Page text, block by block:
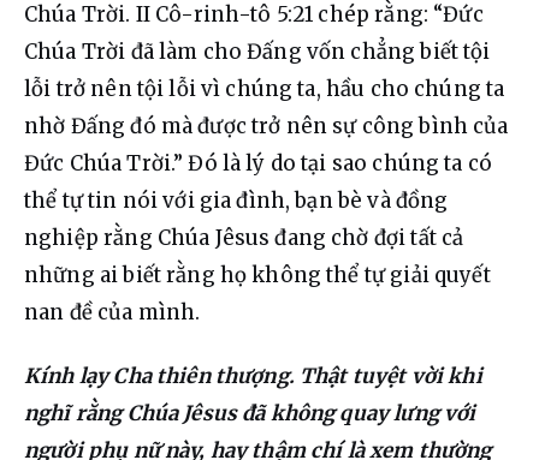
Chúa Trời. II Cô-rinh-tô 5:21 chép rằng: “Đức
Chúa Trời đã làm cho Đấng vốn chẳng biết tội
lỗi trở nên tội lỗi vì chúng ta, hầu cho chúng ta
nhờ Đấng đó mà được trở nên sự công bình của
Đức Chúa Trời.” Đó là lý do tại sao chúng ta có
thể tự tin nói với gia đình, bạn bè và đồng
nghiệp rằng Chúa Jêsus đang chờ đợi tất cả
những ai biết rằng họ không thể tự giải quyết
nan đề của mình.
Kính lạy Cha thiên thượng. Thật tuyệt vời khi
nghĩ rằng Chúa Jêsus đã không quay lưng với
người phụ nữ này, hay thậm chí là xem thường